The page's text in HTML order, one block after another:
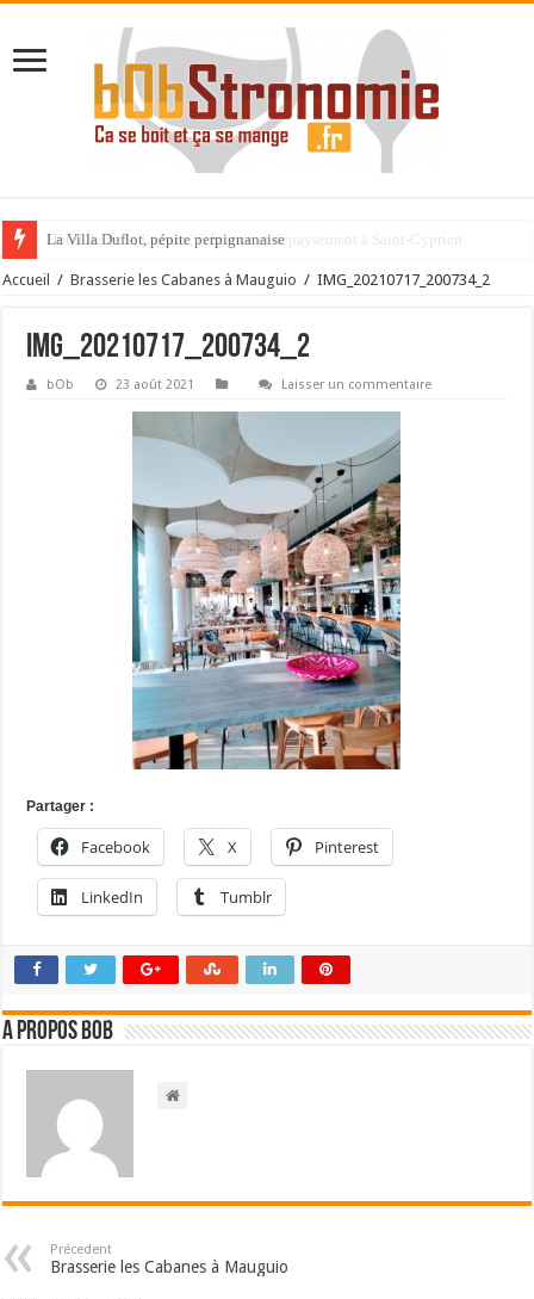
La Villa Duflot, pépite perpignanaise
Accueil / Brasserie les Cabanes à Mauguio / IMG_20210717_200734_2
IMG_20210717_200734_2
bOb 23 août 2021 Laisser un commentaire
Partager :
Facebook X Pinterest
LinkedIn Tumblr
A propos bOb
Précedent
Brasserie les Cabanes à Mauguio